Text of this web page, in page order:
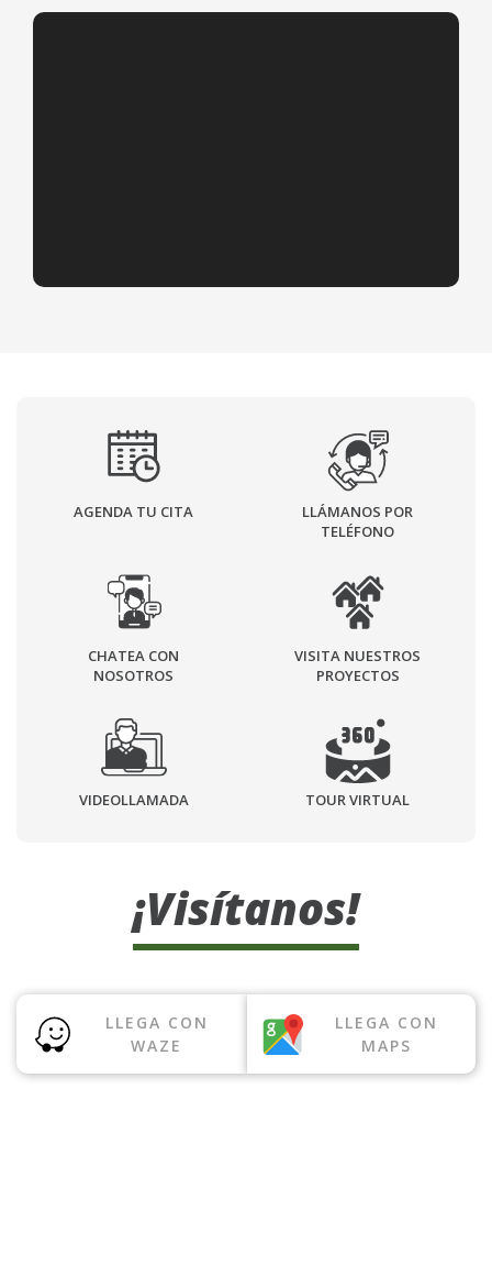
AGENDA TU CITA
LLÁMANOS POR
TELÉFONO
CHATEA CON
NOSOTROS
VISITA NUESTROS
PROYECTOS
VIDEOLLAMADA TOUR VIRTUAL
¡Visítanos!
LLEGA CON
WAZE
LLEGA CON
MAPS